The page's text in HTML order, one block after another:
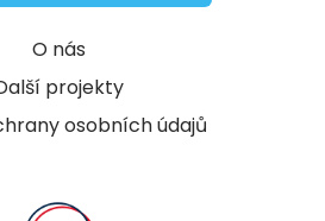
O nás
projekty
osobních údajů